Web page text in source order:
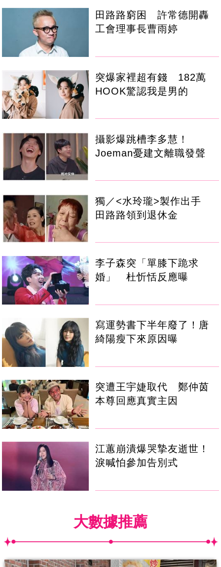
田路路窮困 許常德開轟
工會理事長曹雨婷
突爆家裡超有錢 182萬
HOOK驚認我是男的
攝影爆跳槽李多慧！
Joeman憂建文離職發聲
獨／<水玲瓏>製作出手
田路路領到退休金
李子森突「單膝下跪求
婚」 杜忻恬反應曝
寫運勢書下半年廢了！唐
綺陽瘦下來原因曝
突遭王宇婕取代 鄭仲茵
本尊回應真實主因
江蕙崩潰爆哭摯友逝世！
淚喊怕參加告別式
大數據推薦